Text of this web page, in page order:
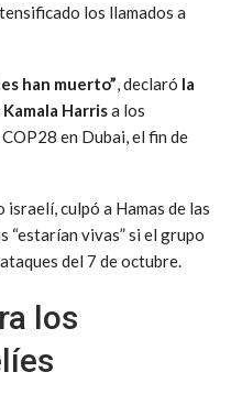
los llamados a
han muerto”, declaró la
Harrisa los
en Dubai, el fin de
culpó a Hamas de las
“estarían vivas” si el grupo
del 7 de octubre.
los